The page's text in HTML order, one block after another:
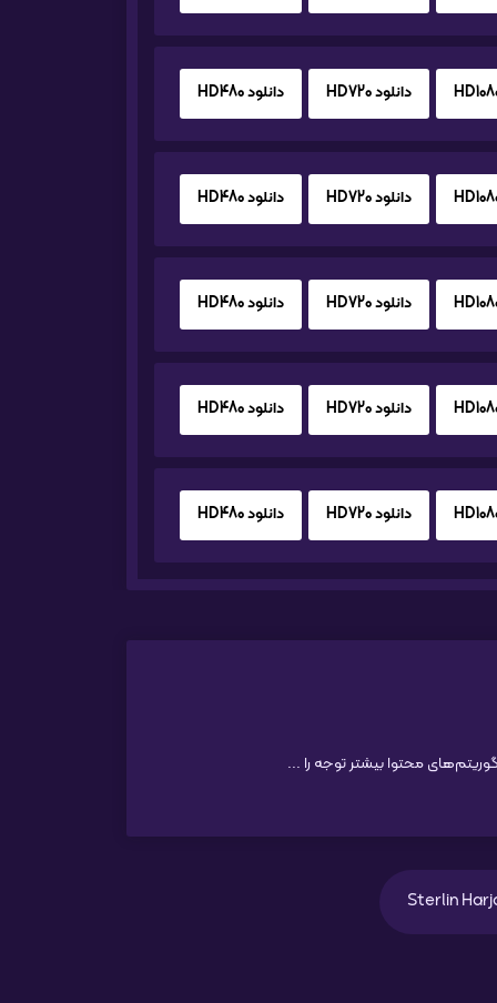
دانلود HD480 دانلود HD720
دانلود HD480 دانلود HD720
دانلود HD480 دانلود HD720
دانلود HD480 دانلود HD720
دانلود HD480 دانلود HD720
Sterlin